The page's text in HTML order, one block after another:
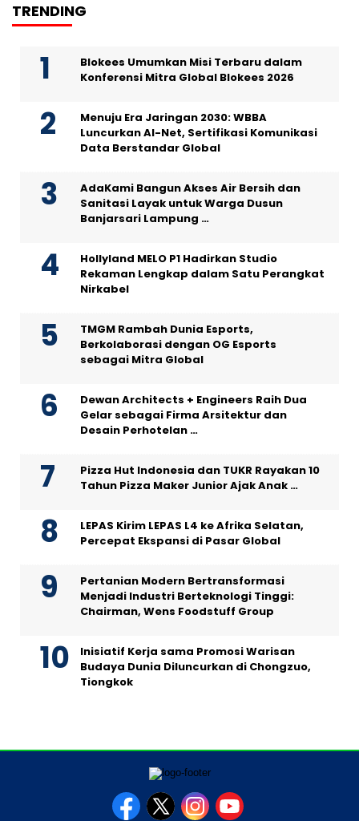
TRENDING
Blokees Umumkan Misi Terbaru dalam
Konferensi Mitra Global Blokees 2026
Menuju Era Jaringan 2030: WBBA
Luncurkan AI-Net, Sertifikasi Komunikasi
Data Berstandar Global
AdaKami Bangun Akses Air Bersih dan
Sanitasi Layak untuk Warga Dusun
Banjarsari Lampung …
Hollyland MELO P1 Hadirkan Studio
Rekaman Lengkap dalam Satu Perangkat
Nirkabel
TMGM Rambah Dunia Esports,
Berkolaborasi dengan OG Esports
sebagai Mitra Global
Dewan Architects + Engineers Raih Dua
Gelar sebagai Firma Arsitektur dan
Desain Perhotelan …
Pizza Hut Indonesia dan TUKR Rayakan 10
Tahun Pizza Maker Junior Ajak Anak …
LEPAS Kirim LEPAS L4 ke Afrika Selatan,
Percepat Ekspansi di Pasar Global
Pertanian Modern Bertransformasi
Menjadi Industri Berteknologi Tinggi:
Chairman, Wens Foodstuff Group
Inisiatif Kerja sama Promosi Warisan
Budaya Dunia Diluncurkan di Chongzuo,
Tiongkok